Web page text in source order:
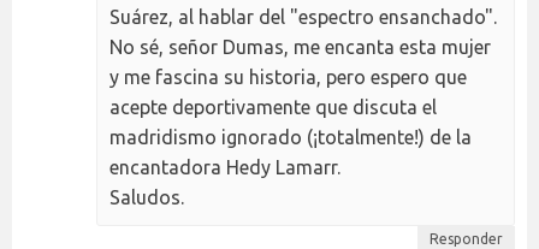
Suárez, al hablar del "espectro ensanchado".
No sé, señor Dumas, me encanta esta mujer
y me fascina su historia, pero espero que
acepte deportivamente que discuta el
madridismo ignorado (¡totalmente!) de la
encantadora Hedy Lamarr.
Saludos.
Responder